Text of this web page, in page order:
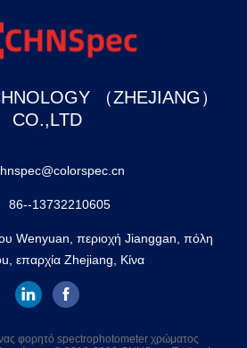
（ZHEJIANG）
CO.,LTD
86--13732210605
Wenyuan, περιοχή Jianggan, πόλη
επαρχία Zhejiang, Κίνα
φορητό spectrophotometer χρώματος